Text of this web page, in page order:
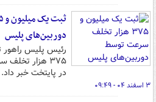
دوربین‌های پلیس
رئیس پلیس راهور
۳۷۵ هزار
در پایتخت خبر داد.
۳ اسفند ۰۴ - ۰۹:۴۹